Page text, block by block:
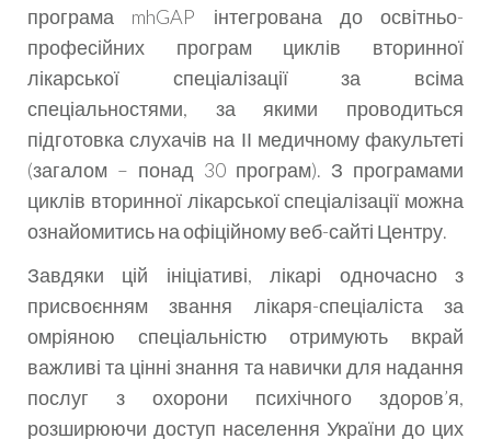
програма mhGAP інтегрована до освітньо-
професійних програм циклів вторинної
лікарської спеціалізації за всіма
спеціальностями, за якими проводиться
підготовка слухачів на ІІ медичному факультеті
(загалом – понад 30 програм). З програмами
циклів вторинної лікарської спеціалізації можна
ознайомитись на офіційному веб-сайті Центру.
Завдяки цій ініціативі, лікарі одночасно з
присвоєнням звання лікаря-спеціаліста за
омріяною спеціальністю отримують вкрай
важливі та цінні знання та навички для надання
послуг з охорони психічного здоров’я,
розширюючи доступ населення України до цих